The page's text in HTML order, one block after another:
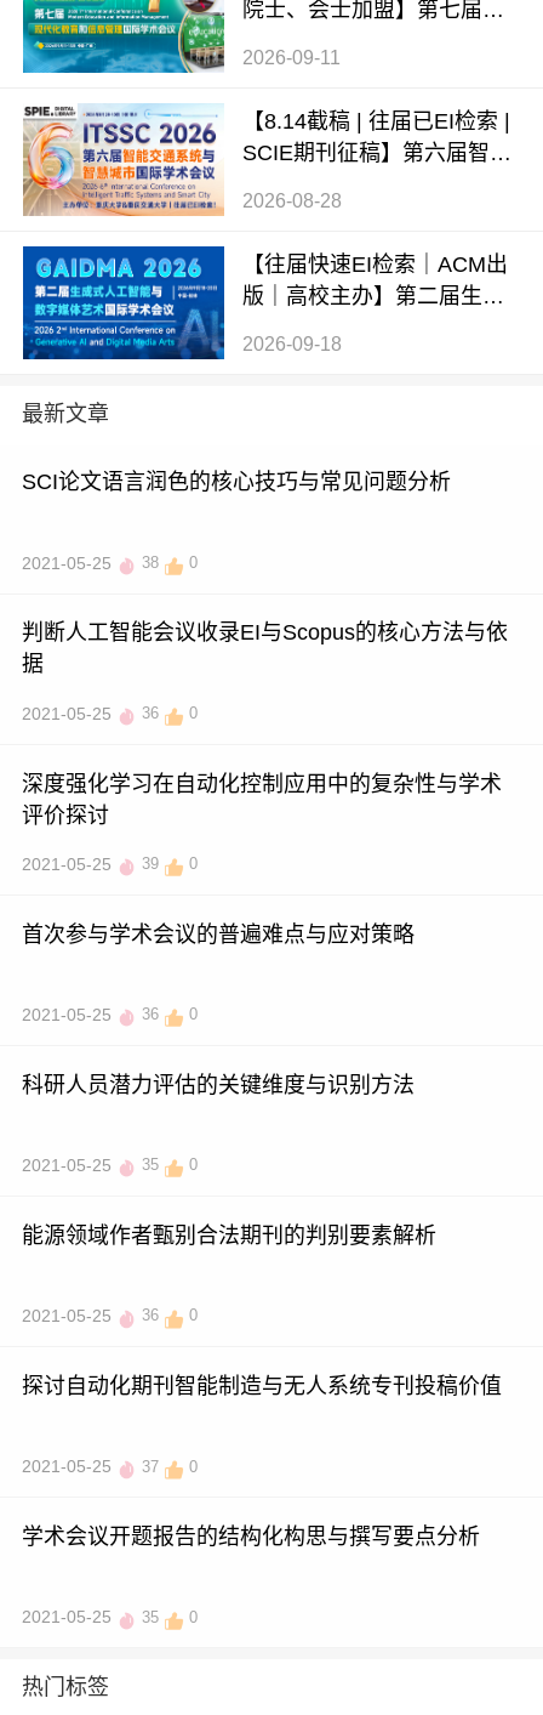
院士、会士加盟】第七届现
术会议 (ICMEIM 2026)
2026-09-11
【8.14截稿 | 往届已EI检索 |
SCIE期刊征稿】第六届智能
术会议（ITSSC 2026）
2026-08-28
【往届快速EI检索｜ACM出
版｜高校主办】第二届生成
术会议 (GAIDMA 2026)
2026-09-18
最新文章
SCI论文语言润色的核心技巧与常见问题分析
2021-05-25 38 0
判断人工智能会议收录EI与Scopus的核心方法与依
据
2021-05-25 36 0
深度强化学习在自动化控制应用中的复杂性与学术
评价探讨
2021-05-25 39 0
首次参与学术会议的普遍难点与应对策略
2021-05-25 36 0
科研人员潜力评估的关键维度与识别方法
2021-05-25 35 0
能源领域作者甄别合法期刊的判别要素解析
2021-05-25 36 0
探讨自动化期刊智能制造与无人系统专刊投稿价值
2021-05-25 37 0
学术会议开题报告的结构化构思与撰写要点分析
2021-05-25 35 0
热门标签